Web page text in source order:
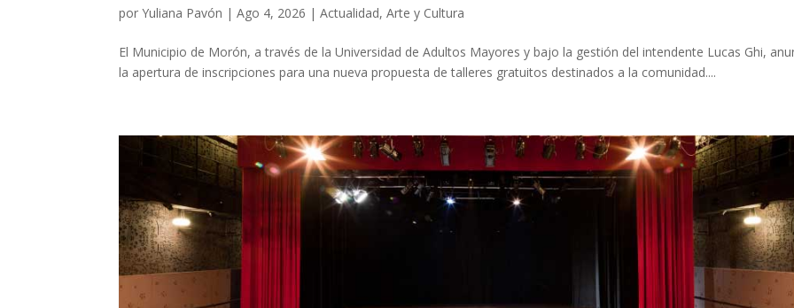
porYuliana Pavón |Ago 4, 2026 |Actualidad,Arte y Cultura
El Municipio de Morón, a través de la Universidad de Adultos Mayores y bajo la gestión del intendente Lucas Ghi,
la apertura de inscripciones para una nueva propuesta de talleres gratuitos destinados a la comunidad....